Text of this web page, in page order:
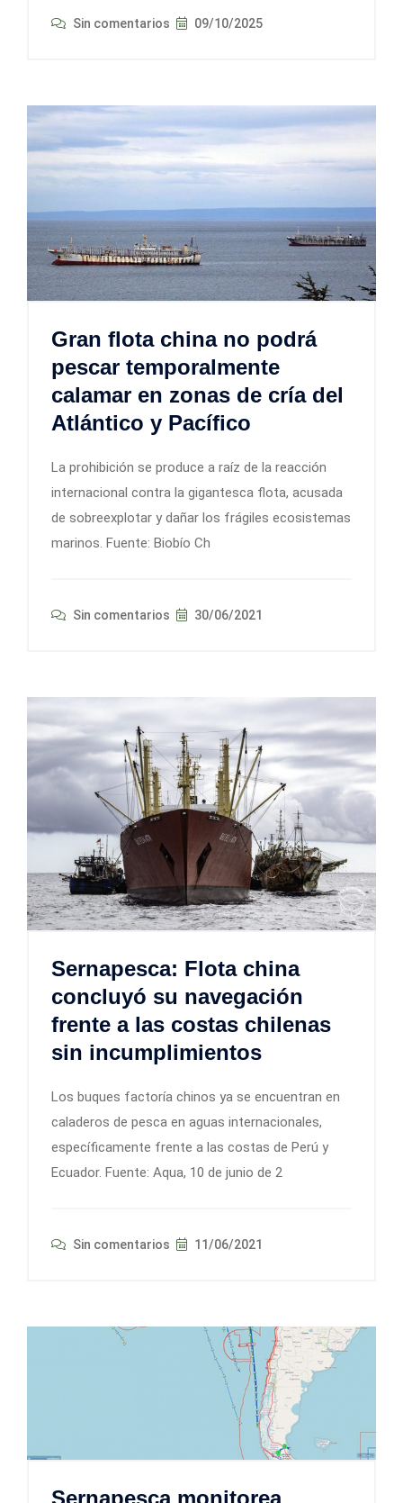
Sin comentarios 09/10/2025
Gran flota china no podrá
pescar temporalmente
calamar en zonas de cría del
Atlántico y Pacífico
La prohibición se produce a raíz de la reacción
internacional contra la gigantesca flota, acusada
de sobreexplotar y dañar los frágiles ecosistemas
marinos. Fuente: Biobío Ch
Sin comentarios 30/06/2021
Sernapesca: Flota china
concluyó su navegación
frente a las costas chilenas
sin incumplimientos
Los buques factoría chinos ya se encuentran en
caladeros de pesca en aguas internacionales,
específicamente frente a las costas de Perú y
Ecuador. Fuente: Aqua, 10 de junio de 2
Sin comentarios 11/06/2021
Sernapesca monitorea